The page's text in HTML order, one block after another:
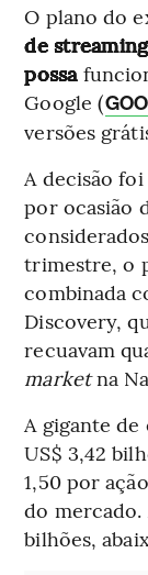
O plano do
de
possa
Google (
versões
A decisão
por ocasião
trimestre, o
combinada
Discovery,
recuavam
marketna
A gigante
US$ 3,42
1,50 por
do mercado.
bilhões,